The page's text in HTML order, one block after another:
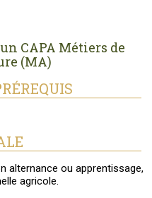
CAPA Métiers de
(MA)
alternance ou apprentissage,
agricole.